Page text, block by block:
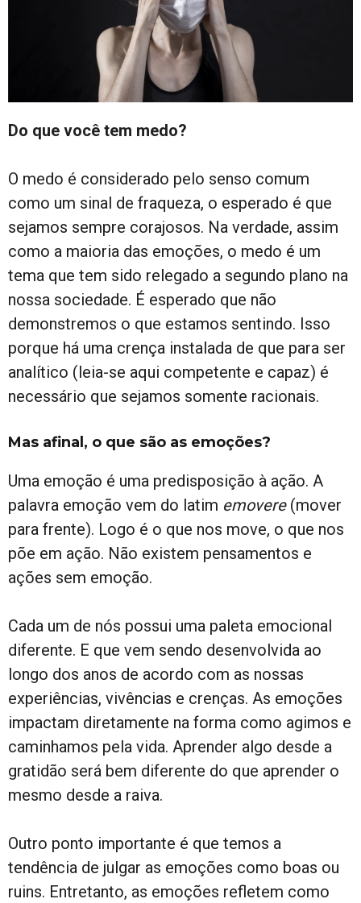
Do que você tem medo?
O medo é considerado pelo senso comum
como um sinal de fraqueza, o esperado é que
sejamos sempre corajosos. Na verdade, assim
como a maioria das emoções, o medo é um
tema que tem sido relegado a segundo plano na
nossa sociedade. É esperado que não
demonstremos o que estamos sentindo. Isso
porque há uma crença instalada de que para ser
analítico (leia-se aqui competente e capaz) é
necessário que sejamos somente racionais.
Mas afinal, o que são as emoções?
Uma emoção é uma predisposição à ação. A
palavra emoção vem do latim emovere(mover
para frente). Logo é o que nos move, o que nos
põe em ação. Não existem pensamentos e
ações sem emoção.
Cada um de nós possui uma paleta emocional
diferente. E que vem sendo desenvolvida ao
longo dos anos de acordo com as nossas
experiências, vivências e crenças. As emoções
impactam diretamente na forma como agimos e
caminhamos pela vida. Aprender algo desde a
gratidão será bem diferente do que aprender o
mesmo desde a raiva.
Outro ponto importante é que temos a
tendência de julgar as emoções como boas ou
ruins. Entretanto, as emoções refletem como